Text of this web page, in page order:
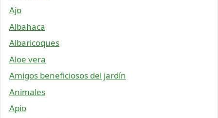
Ajo
Albahaca
Albaricoques
Aloe vera
Amigos beneficiosos del jardín
Animales
Apio